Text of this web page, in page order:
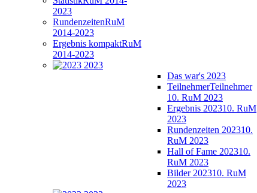
2023
RundenzeitenRuM
2014-2023
Ergebnis kompaktRuM
2014-2023
2023
Das war's 2023
TeilnehmerTeilnehmer
10. RuM 2023
Ergebnis 202310. RuM
2023
Rundenzeiten 202310.
RuM 2023
Hall of Fame 202310.
RuM 2023
Bilder 202310. RuM
2023